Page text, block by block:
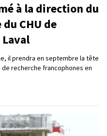
à la direction du
CHU de
il prendra en septembre la tête
recherche francophones en